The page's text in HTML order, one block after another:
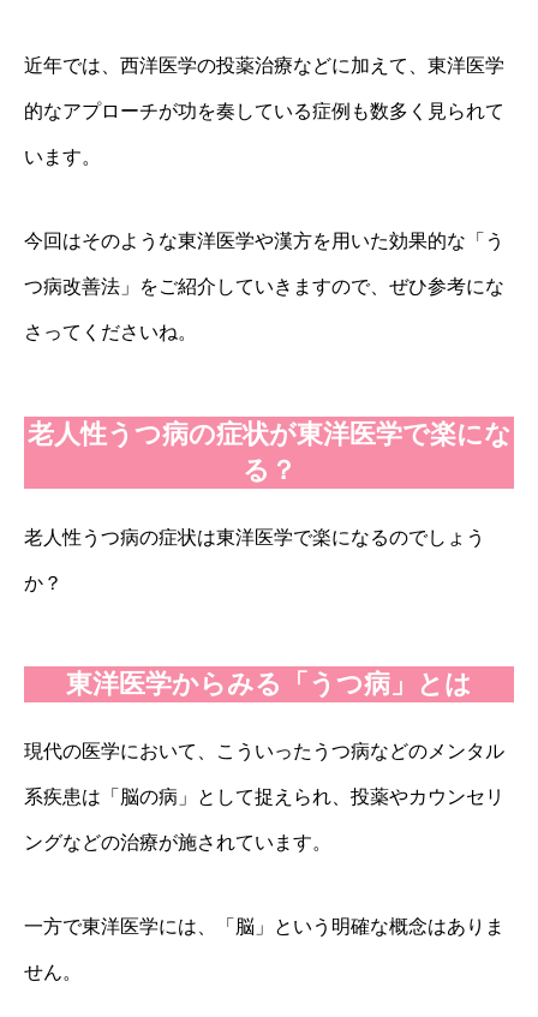
近年では、西洋医学の投薬治療などに加えて、東洋医学
的なアプローチが功を奏している症例も数多く見られて
います。
今回はそのような東洋医学や漢方を用いた効果的な「う
つ病改善法」をご紹介していきますので、ぜひ参考にな
さってくださいね。
老人性うつ病の症状が東洋医学で楽にな
る？
老人性うつ病の症状は東洋医学で楽になるのでしょう
か？
東洋医学からみる「うつ病」とは
現代の医学において、こういったうつ病などのメンタル
系疾患は「脳の病」として捉えられ、投薬やカウンセリ
ングなどの治療が施されています。
一方で東洋医学には、「脳」という明確な概念はありま
せん。